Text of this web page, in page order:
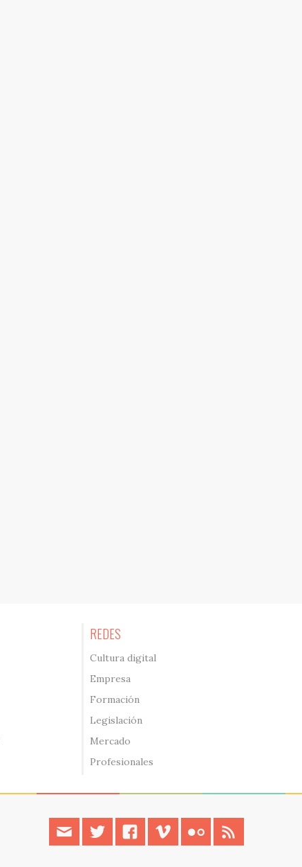
REDES
Cultura digital
Empresa
Formación
Legislación
Mercado
Profesionales
contacto twitter facebook vimeo flickr